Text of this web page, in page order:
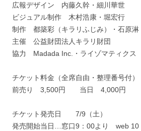
広報デザイン 内藤久幹・細川華世
ビジュアル制作 木村浩康・堀宏行
制作 都築彩（キラリふじみ）・石原淋
主催 公益財団法人キラリ財団
協力 Madada Inc.・ライゾマティクス
チケット料金（全席自由・整理番号
前売り 3,500円 当日 4,000円
チケット発売日 7/9（土）
発売開始当日…窓口9：00より web